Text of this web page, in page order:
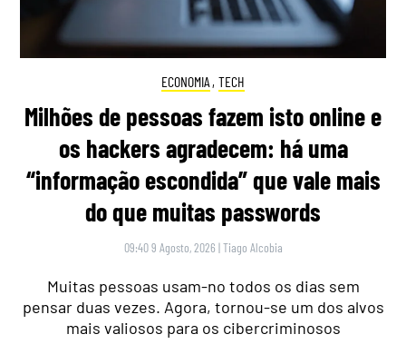
ECONOMIA , TECH
Milhões de pessoas fazem isto online e
os hackers agradecem: há uma
“informação escondida” que vale mais
do que muitas passwords
09:40 9 Agosto, 2026 |Tiago Alcobia
Muitas pessoas usam-no todos os dias sem
pensar duas vezes. Agora, tornou-se um dos alvos
mais valiosos para os cibercriminosos